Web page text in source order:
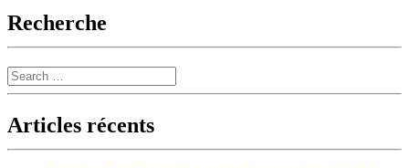
Recherche
Search
Articles récents